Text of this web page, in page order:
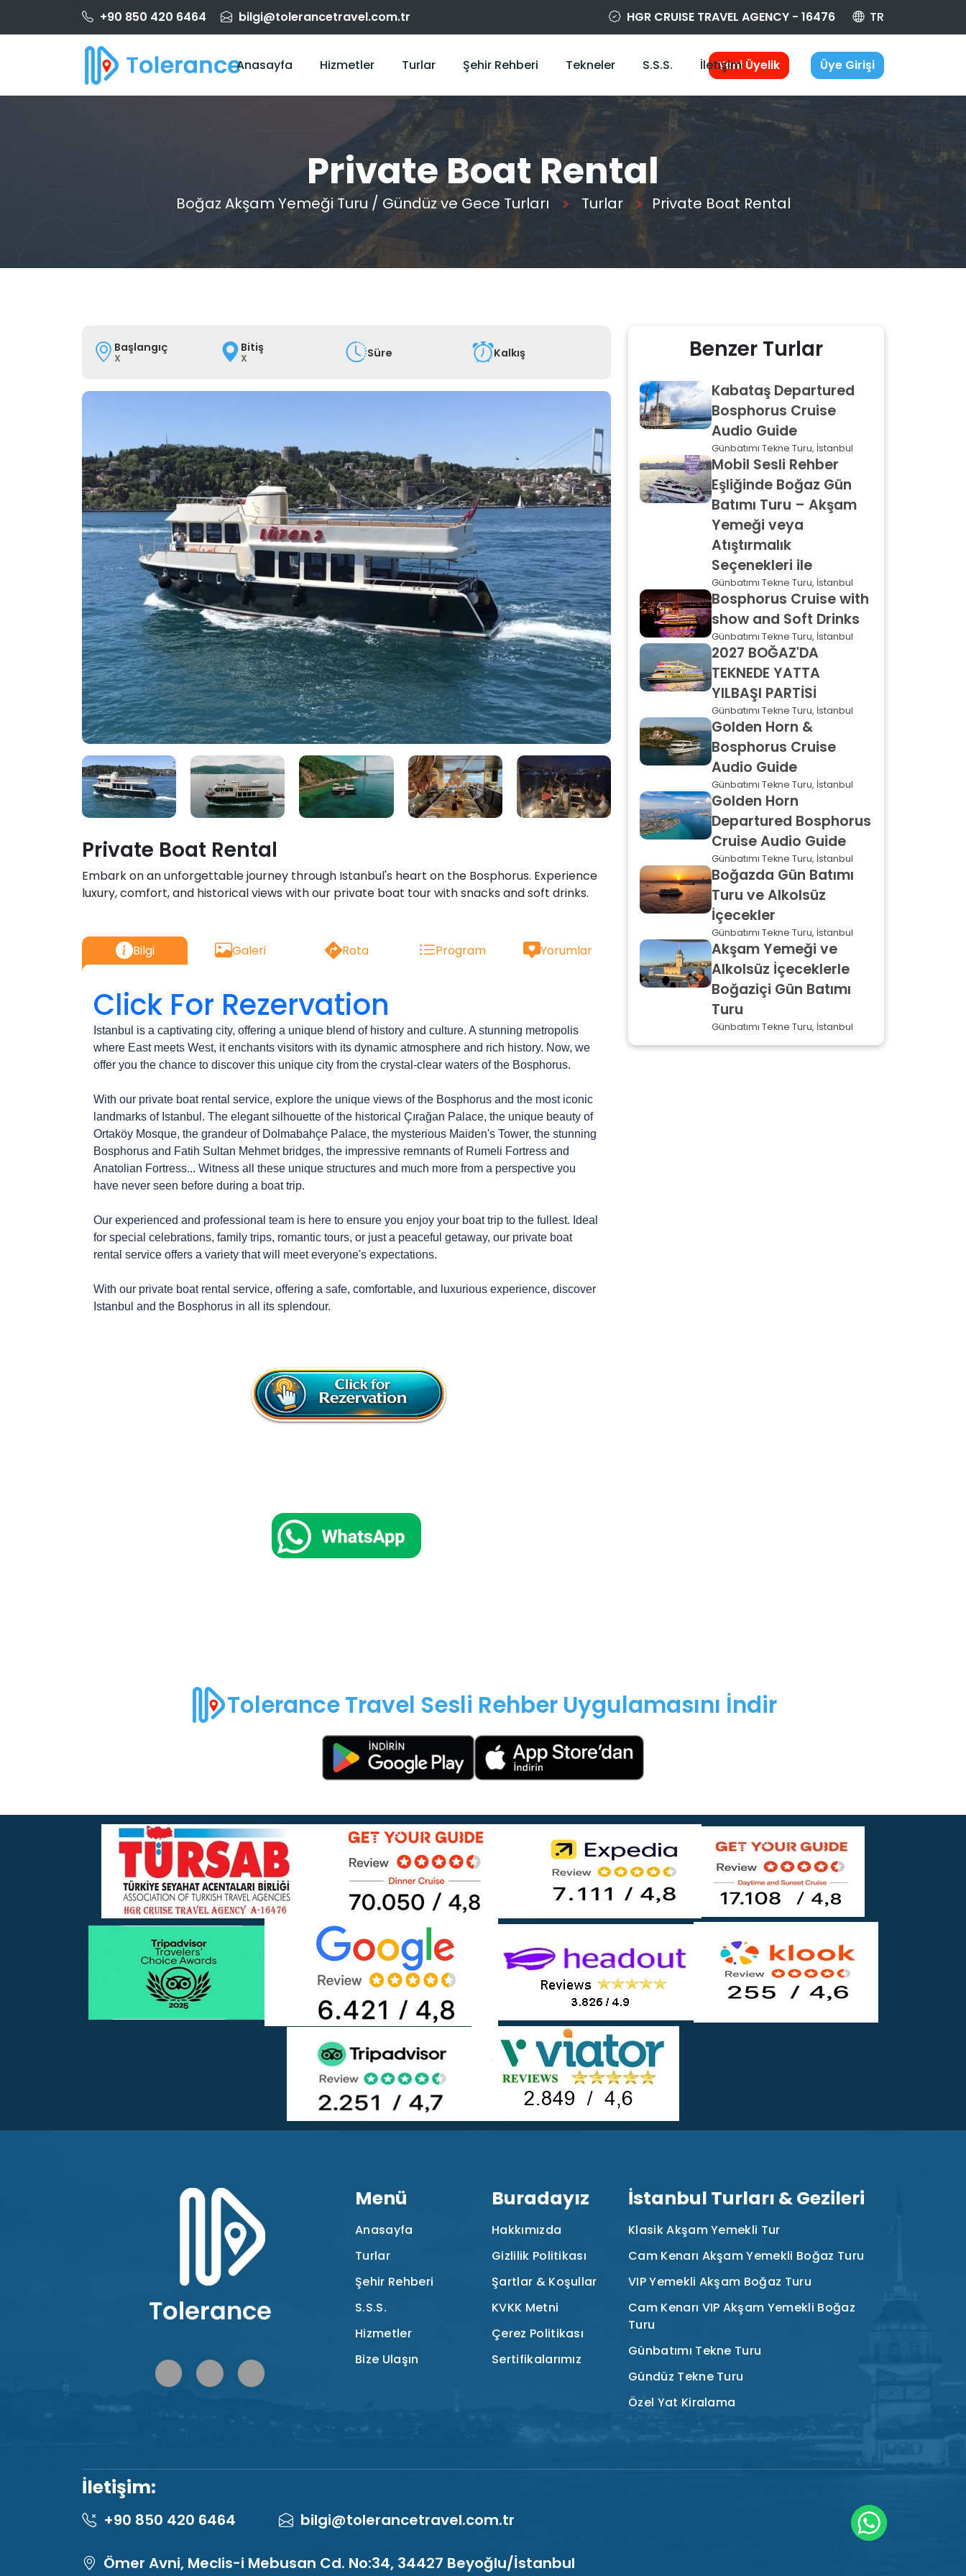
+90 850 420 6464 bilgi@tolerancetravel.com.tr HGR CRUISE TRAVEL AGENCY - 16476 TR
Anasayfa Hizmetler Turlar Şehir Rehberi Tekneler S.S.S. İletişim
Yeni Üyelik Üye Girişi
Private Boat Rental
Boğaz Akşam Yemeği Turu / Gündüz ve Gece Turları Turlar Private Boat Rental
Başlangıç
X
Bitiş
X Süre Kalkış
Private Boat Rental
Embark on an unforgettable journey through Istanbul's heart on the Bosphorus. Experience
luxury, comfort, and historical views with our private boat tour with snacks and soft drinks.
Bilgi Galeri Rota Program Yorumlar
Click For Rezervation
Istanbul is a captivating city, offering a unique blend of history and culture. A stunning metropolis
where East meets West, it enchants visitors with its dynamic atmosphere and rich history. Now, we
offer you the chance to discover this unique city from the crystal-clear waters of the Bosphorus.
With our private boat rental service, explore the unique views of the Bosphorus and the most iconic
landmarks of Istanbul. The elegant silhouette of the historical Çırağan Palace, the unique beauty of
Ortaköy Mosque, the grandeur of Dolmabahçe Palace, the mysterious Maiden's Tower, the stunning
Bosphorus and Fatih Sultan Mehmet bridges, the impressive remnants of Rumeli Fortress and
Anatolian Fortress... Witness all these unique structures and much more from a perspective you
have never seen before during a boat trip.
Our experienced and professional team is here to ensure you enjoy your boat trip to the fullest. Ideal
for special celebrations, family trips, romantic tours, or just a peaceful getaway, our private boat
rental service offers a variety that will meet everyone's expectations.
With our private boat rental service, offering a safe, comfortable, and luxurious experience, discover
Istanbul and the Bosphorus in all its splendour.
Benzer Turlar
Kabataş Departured
Bosphorus Cruise
Audio Guide
Günbatımı Tekne Turu, İstanbul
Mobil Sesli Rehber
Eşliğinde Boğaz Gün
Batımı Turu – Akşam
Yemeği veya
Atıştırmalık
Seçenekleri ile
Günbatımı Tekne Turu, İstanbul
Bosphorus Cruise with
show and Soft Drinks
Günbatımı Tekne Turu, İstanbul
2027 BOĞAZ'DA
TEKNEDE YATTA
YILBAŞI PARTİSİ
Günbatımı Tekne Turu, İstanbul
Golden Horn &
Bosphorus Cruise
Audio Guide
Günbatımı Tekne Turu, İstanbul
Golden Horn
Departured Bosphorus
Cruise Audio Guide
Günbatımı Tekne Turu, İstanbul
Boğazda Gün Batımı
Turu ve Alkolsüz
İçecekler
Günbatımı Tekne Turu, İstanbul
Akşam Yemeği ve
Alkolsüz İçeceklerle
Boğaziçi Gün Batımı
Turu
Günbatımı Tekne Turu, İstanbul
Tolerance Travel Sesli Rehber Uygulamasını İndir
Menü
Anasayfa
Turlar
Şehir Rehberi
S.S.S.
Hizmetler
Bize Ulaşın
Buradayız
Hakkımızda
Gizlilik Politikası
Şartlar & Koşullar
KVKK Metni
Çerez Politikası
Sertifikalarımız
İstanbul Turları & Gezileri
Klasik Akşam Yemekli Tur
Cam Kenarı Akşam Yemekli Boğaz Turu
VIP Yemekli Akşam Boğaz Turu
Cam Kenarı VIP Akşam Yemekli Boğaz
Turu
Günbatımı Tekne Turu
Gündüz Tekne Turu
Özel Yat Kiralama
İletişim:
+90 850 420 6464 bilgi@tolerancetravel.com.tr
Ömer Avni, Meclis-i Mebusan Cd. No:34, 34427 Beyoğlu/İstanbul